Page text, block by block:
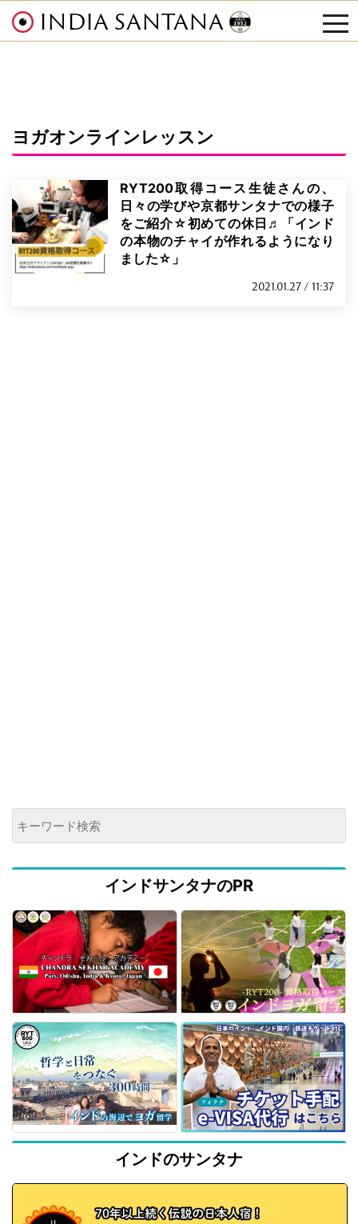
INDIA SANTANA
ヨガオンラインレッスン
RYT200取得コース生徒さんの、
日々の学びや京都サンタナでの様子
をご紹介☆初めての休日♬「インド
の本物のチャイが作れるようになり
ました☆」
2021.01.27 / 11:37
インドサンタナのPR
インドのサンタナ